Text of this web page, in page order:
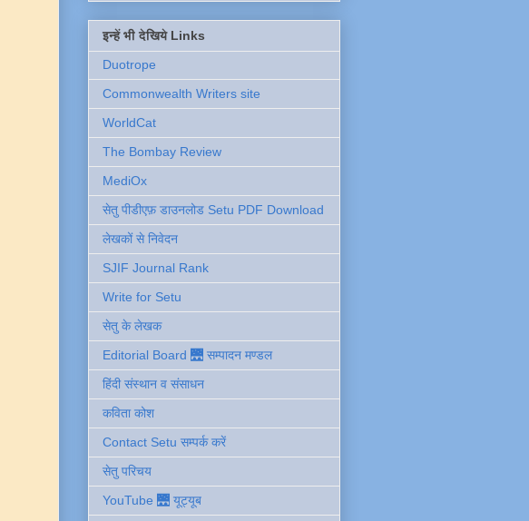
इन्हें भी देखिये Links
Duotrope
Commonwealth Writers site
WorldCat
The Bombay Review
MediOx
सेतु पीडीएफ़ डाउनलोड Setu PDF Download
लेखकों से निवेदन
SJIF Journal Rank
Write for Setu
सेतु के लेखक
Editorial Board 🌉 सम्पादन मण्डल
हिंदी संस्थान व संसाधन
कविता कोश
Contact Setu सम्पर्क करें
सेतु परिचय
YouTube 🌉 यूट्यूब